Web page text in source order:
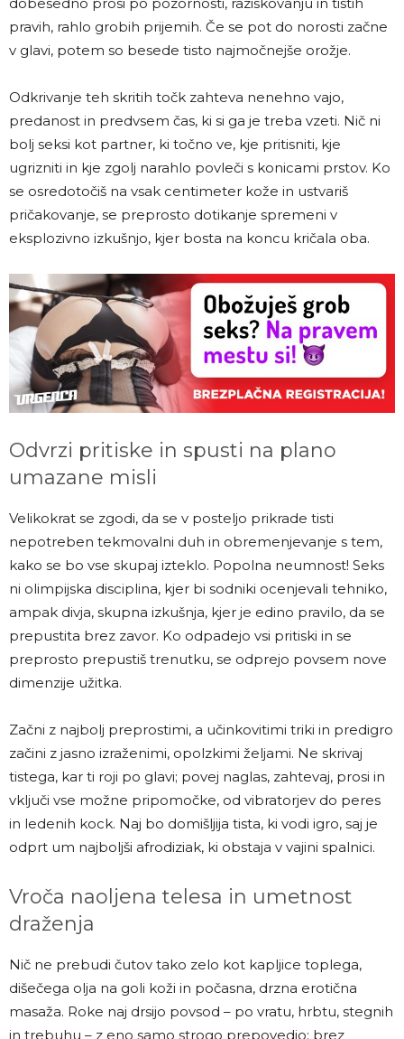
pravih, rahlo grobih prijemih. Če se pot do norosti začne
v glavi, potem so besede tisto najmočnejše orožje.
Odkrivanje teh skritih točk zahteva nenehno vajo,
predanost in predvsem čas, ki si ga je treba vzeti. Nič ni
bolj seksi kot partner, ki točno ve, kje pritisniti, kje
ugrizniti in kje zgolj narahlo povleči s konicami prstov. Ko
se osredotočiš na vsak centimeter kože in ustvariš
pričakovanje, se preprosto dotikanje spremeni v
eksplozivno izkušnjo, kjer bosta na koncu kričala oba.
Odvrzi pritiske in spusti na plano
umazane misli
Velikokrat se zgodi, da se v posteljo prikrade tisti
nepotreben tekmovalni duh in obremenjevanje s tem,
kako se bo vse skupaj izteklo. Popolna neumnost! Seks
ni olimpijska disciplina, kjer bi sodniki ocenjevali tehniko,
ampak divja, skupna izkušnja, kjer je edino pravilo, da se
prepustita brez zavor. Ko odpadejo vsi pritiski in se
preprosto prepustiš trenutku, se odprejo povsem nove
dimenzije užitka.
Začni z najbolj preprostimi, a učinkovitimi triki in predigro
začini z jasno izraženimi, opolzkimi željami. Ne skrivaj
tistega, kar ti roji po glavi; povej naglas, zahtevaj, prosi in
vključi vse možne pripomočke, od vibratorjev do peres
in ledenih kock. Naj bo domišljija tista, ki vodi igro, saj je
odprt um najboljši afrodiziak, ki obstaja v vajini spalnici.
Vroča naoljena telesa in umetnost
draženja
Nič ne prebudi čutov tako zelo kot kapljice toplega,
dišečega olja na goli koži in počasna, drzna erotična
masaža. Roke naj drsijo povsod – po vratu, hrbtu, stegnih
in trebuhu – z eno samo strogo prepovedjo: brez